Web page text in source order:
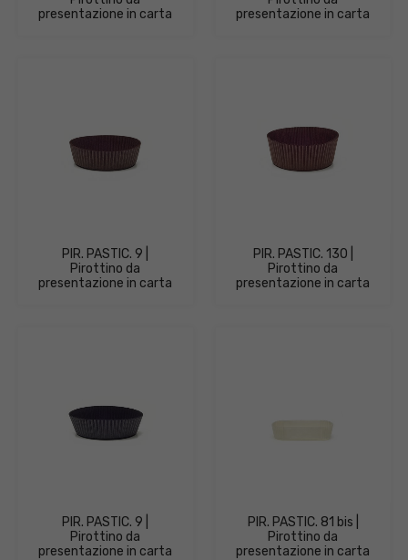
presentazione in carta
presentazione in carta
PIR. PASTIC. 9 |
Pirottino da
presentazione in carta
PIR. PASTIC. 130 |
Pirottino da
presentazione in carta
PIR. PASTIC. 9 |
Pirottino da
presentazione in carta
PIR. PASTIC. 81 bis |
Pirottino da
presentazione in carta